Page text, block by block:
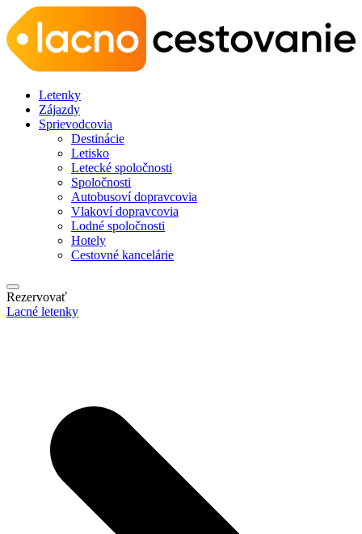
Letenky
Zájazdy
Sprievodcovia
Destinácie
Letisko
Letecké spoločnosti
Spoločnosti
Autobusoví dopravcovia
Vlakoví dopravcovia
Lodné spoločnosti
Hotely
Cestovné kancelárie
Rezervovať
Lacné letenky